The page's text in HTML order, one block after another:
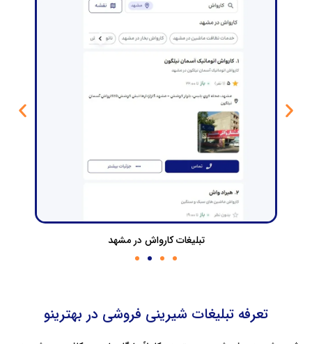
تبلیغات کارواش در مشهد
تعرفه تبلیغات شیرینی فروشی در بهترینو